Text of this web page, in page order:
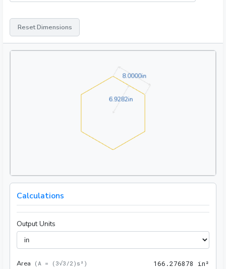
Reset Dimensions
8.0000in8.0000in
6.9282in6.9282in
Calculations
Output Units
Area (A = (3√3/2)s² ) 166 .276878 in²